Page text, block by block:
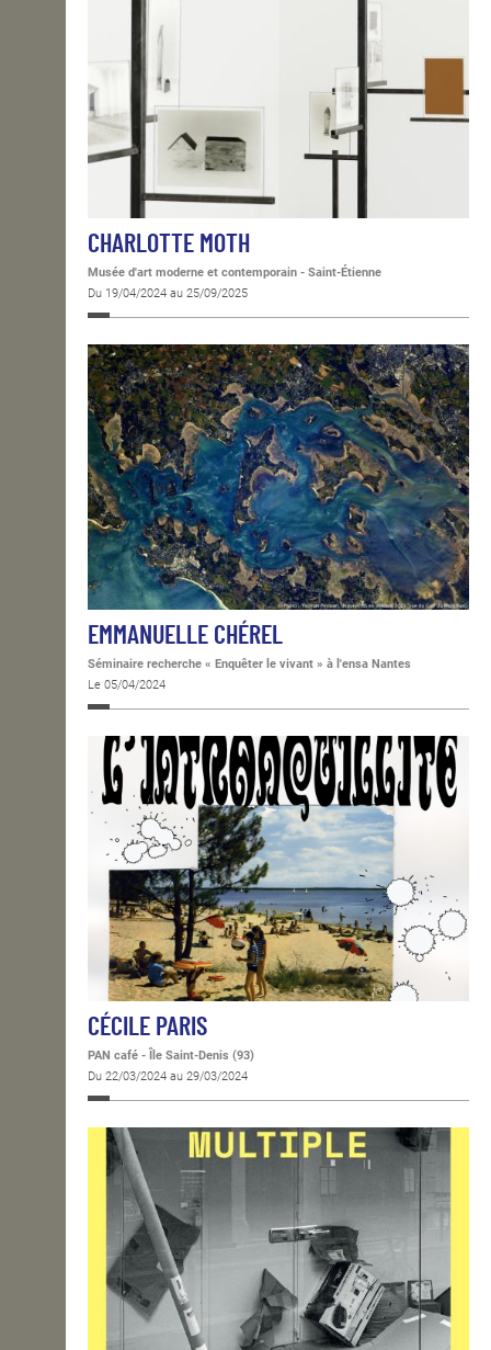
CHARLOTTE MOTH
Musée d'art moderne et contemporain - Saint-Étienne
Du 19/04/2024 au 25/09/2025
EMMANUELLE CHÉREL
Séminaire recherche « Enquêter le vivant » à l'ensa Nantes
Le 05/04/2024
CÉCILE PARIS
PAN café - Île Saint-Denis (93)
Du 22/03/2024 au 29/03/2024